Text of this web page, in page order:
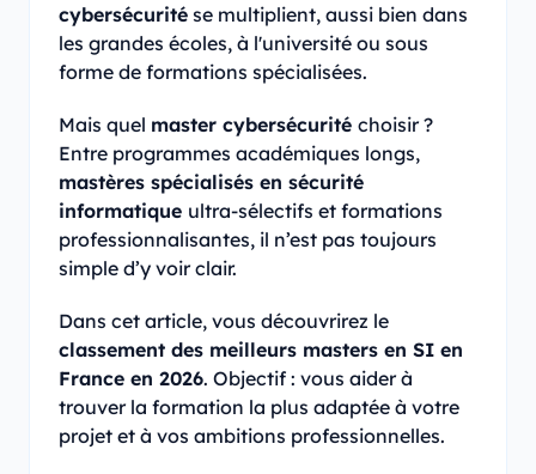
cybersécurité se multiplient, aussi bien dans
les grandes écoles, à l'université ou sous
forme de formations spécialisées.
Mais quel master cybersécurité choisir ?
Entre programmes académiques longs,
mastères spécialisés en sécurité
informatique ultra-sélectifs et formations
professionnalisantes, il n’est pas toujours
simple d’y voir clair.
Dans cet article, vous découvrirez le
classement des meilleurs masters en SI en
France en 2026. Objectif : vous aider à
trouver la formation la plus adaptée à votre
projet et à vos ambitions professionnelles.